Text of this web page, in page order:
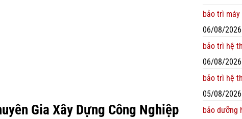
Gia Xây Dựng Công Nghiệp
bảo trì máy
06/08/2026
bảo trì hệ
06/08/2026
bảo trì hệ
05/08/2026
bảo dưỡng